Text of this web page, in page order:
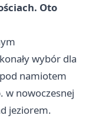
Oto
wybór dla
namiotem
w nowoczesnej
jeziorem.